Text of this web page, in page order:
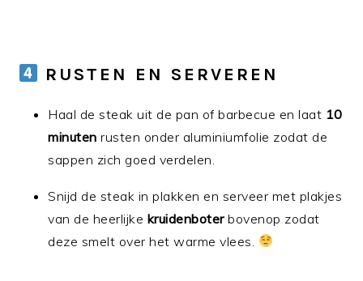
RUSTEN EN SERVEREN
Haal de steak uit de pan of barbecue en laat 10
minuten rusten onder aluminiumfolie zodat de
sappen zich goed verdelen.
Snijd de steak in plakken en serveer met plakjes
van de heerlijke kruidenboterbovenop zodat
deze smelt over het warme vlees.